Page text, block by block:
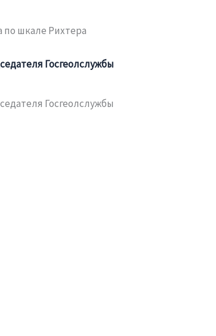
по шкале Рихтера
Госгеолслужбы
Госгеолслужбы